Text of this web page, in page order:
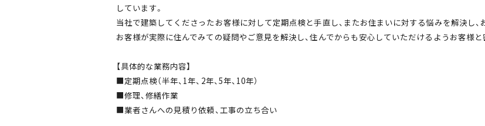
しています。
当社で建築してくださったお客様に対して定期点検と手直し、またお住まいに対する悩みを解決し、
お客様が実際に住んでみての疑問やご意見を解決し、住んでからも安心していただけるようお客様と
【具体的な業務内容】
■定期点検（半年、1年、2年、5年、10年）
■修理、修繕作業
■業者さんへの見積り依頼、工事の立ち合い